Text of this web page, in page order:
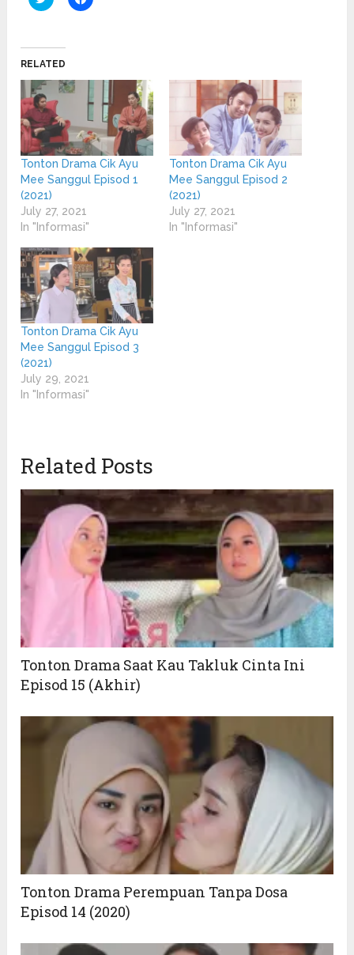
to
(Opens
in
new
window)
to
window)
RELATED
Tonton Drama Cik Ayu
Mee Sanggul Episod 1
(2021)
July 27, 2021
In "Informasi"
Tonton Drama Cik Ayu
Mee Sanggul Episod 2
(2021)
July 27, 2021
In "Informasi"
Tonton Drama Cik Ayu
Mee Sanggul Episod 3
(2021)
July 29, 2021
In "Informasi"
Related Posts
Tonton Drama Saat Kau Takluk Cinta Ini
Episod 15 (Akhir)
Tonton Drama Perempuan Tanpa Dosa
Episod 14 (2020)